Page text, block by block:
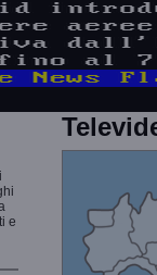
e